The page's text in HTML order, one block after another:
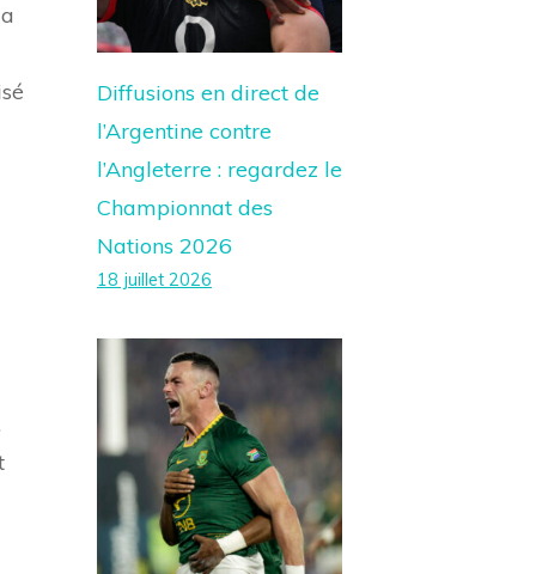
Diffusions en direct de
l’Argentine contre
l’Angleterre : regardez le
Championnat des
Nations 2026
18 juillet 2026